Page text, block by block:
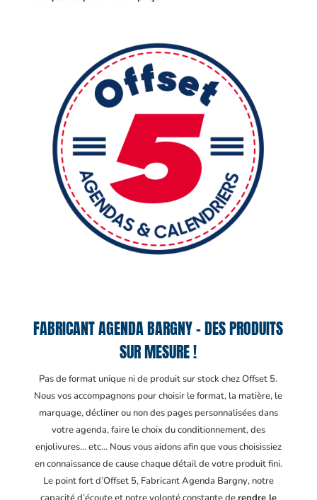
FABRICANT AGENDA BARGNY – DES PRODUITS
SUR MESURE !
Pas de format unique ni de produit sur stock chez Offset 5.
Nous vos accompagnons pour choisir le format, la matière, le
marquage, décliner ou non des pages personnalisées dans
votre agenda, faire le choix du conditionnement, des
enjolivures… etc… Nous vous aidons afin que vous choisissiez
en connaissance de cause chaque détail de votre produit fini.
Le point fort d’Offset 5, Fabricant Agenda Bargny, notre